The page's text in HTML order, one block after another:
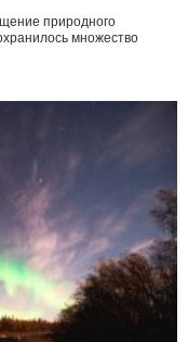
природного
множество